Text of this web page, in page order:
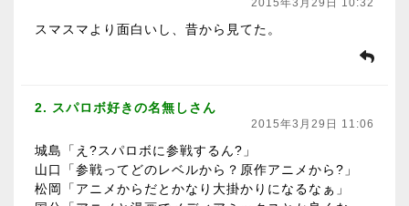
スマスマより面白いし、昔から見てた。
2. スパロボ好きの名無しさん
2015年3月29日 11:06
城島「え?スパロボに参戦するん?」
山口「参戦ってどのレベルから？原作アニメから?」
松岡「アニメからだとかなり大掛かりになるなぁ」